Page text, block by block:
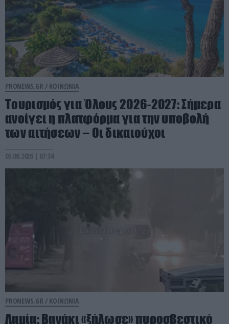
PRONEWS.GR / ΚΟΙΝΩΝΙΑ
Τουρισμός για Όλους 2026-2027: Σήμερα
ανοίγει η πλατφόρμα για την υποβολή
των αιτήσεων – Οι δικαιούχοι
05.08.2026 | 07:34
PRONEWS.GR / ΚΟΙΝΩΝΙΑ
Λαμία: Βανάκι «ξήλωσε» πυροσβεστικό